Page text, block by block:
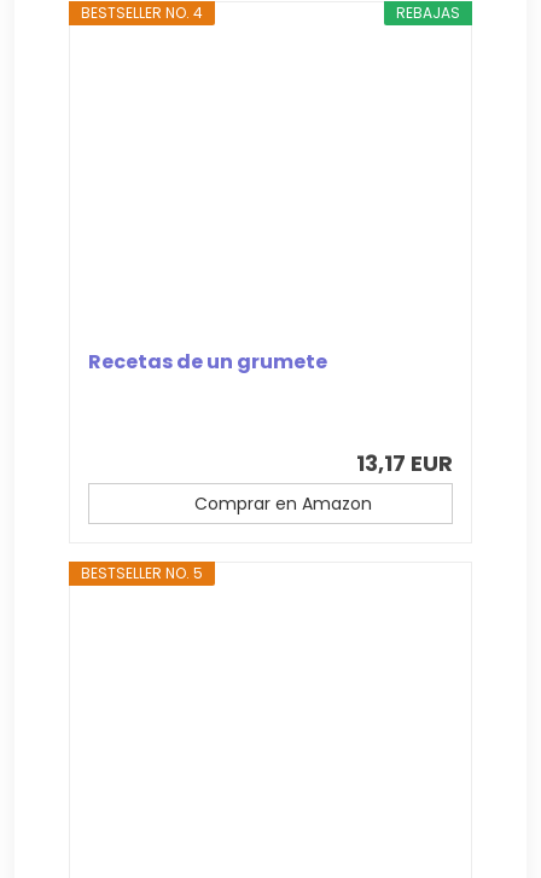
REBAJAS
BESTSELLER NO. 4
Recetas de un grumete
13,17 EUR
Comprar en Amazon
BESTSELLER NO. 5